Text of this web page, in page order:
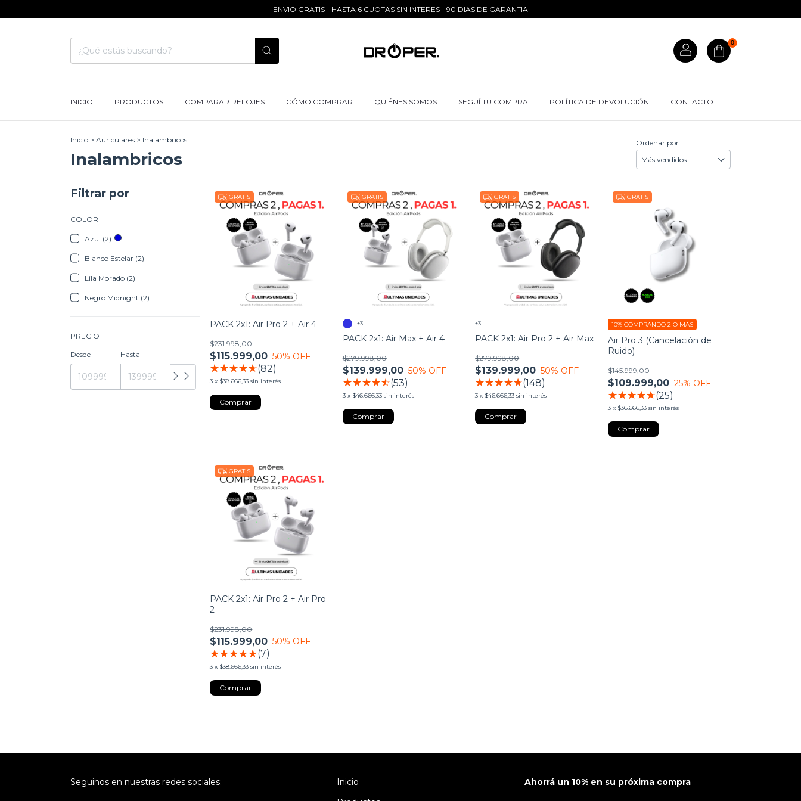
ENVIO GRATIS - HASTA 6 CUOTAS SIN INTERES - 90 DIAS DE GARANTIA
0
INICIO PRODUCTOS COMPARAR RELOJES CÓMO COMPRAR QUIÉNES SOMOS SEGUÍ TU COMPRA POLÍTICA DE DEVOLUCIÓN CONTACTO
Inicio > Auriculares > Inalambricos
Inalambricos
Ordenar por
Filtrar por
COLOR
Azul (2)
Blanco Estelar (2)
Lila Morado (2)
Negro Midnight (2)
PRECIO
Desde Hasta
GRATIS
PACK 2x1: Air Pro 2 + Air 4
$115.999,00
$231.998,00
50% OFF
(82)
3 x $38.666,33 sin interés
GRATIS
PACK 2x1: Air Max + Air 4
$139.999,00
$279.998,00
50% OFF
(53)
3 x $46.666,33 sin interés
+3
Comprar
GRATIS
PACK 2x1: Air Pro 2 + Air Max
$139.999,00
$279.998,00
50% OFF
(148)
3 x $46.666,33 sin interés
+3
Comprar
GRATIS
Air Pro 3 (Cancelación de
Ruido)
$109.999,00
$145.999,00
25% OFF
(25)
3 x $36.666,33 sin interés
10% COMPRANDO 2 O MÁS
GRATIS
PACK 2x1: Air Pro 2 + Air Pro
2
$115.999,00
$231.998,00
50% OFF
(7)
3 x $38.666,33 sin interés
Seguinos en nuestras redes sociales:
Inicio
Ahorrá un 10% en su próxima compra